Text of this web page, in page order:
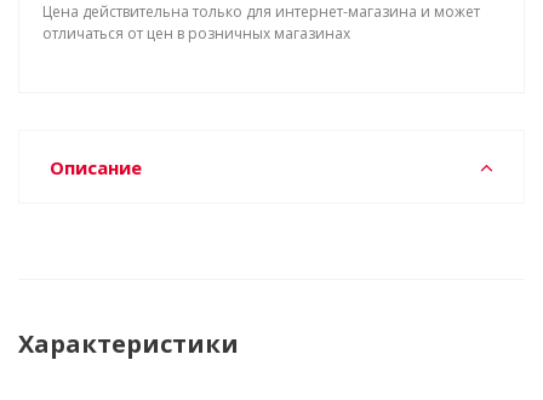
Цена действительна только для интернет-магазина и может
отличаться от цен в розничных магазинах
Описание
Характеристики